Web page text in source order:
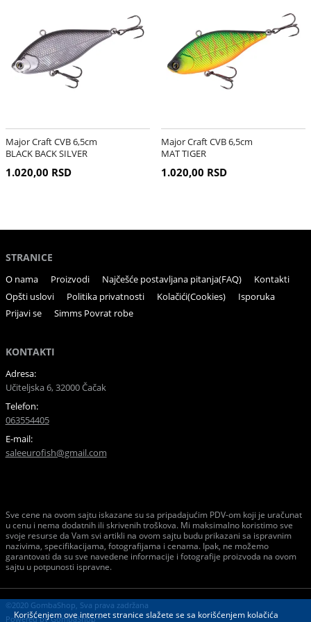
Major Craft CVB 6,5cm
BLACK BACK SILVER
1.020,00 RSD
Major Craft CVB 6,5cm
MAT TIGER
1.020,00 RSD
STRANICE
O nama Proizvodi Najčešće postavljana pitanja(FAQ)
Kontakti
Opšti uslovi
Politika privatnosti Kolačići(Cookies)
Isporuka
Prijavi se
Simms Povrat robe
KONTAKTI
Adresa:
Učiteljska 6, 32000 Čačak
Telefon:
063554405
E-mail:
saleeurofish@gmail.com
Sve cene na ovom sajtu iskazane su sa pripadajućim PDV-om koji je uračunat
u cenu i nema dodatnih ili skrivenih troškova. Mi maksimalno koristimo sve
svoje resurse da Vam svi artikli na ovom sajtu budu prikazani sa ispravnim
nazivima, specifikacijama, fotografijama i cenama. Ipak, ne možemo
garantovati da su sve navedene informacije i fotografije proizvoda na ovom
sajtu u potpunosti ispravne.
©2020 GombaShop, Sva prava zadržana
Powered byGombaShop™
Korišćenjem ove internet stranice slažete se sa korišćenjem kolačića